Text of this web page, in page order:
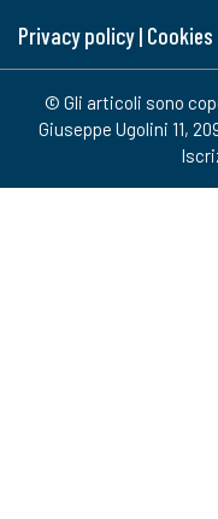
Privacy policy|
© Gli articoli sono
Giuseppe Ugolini 11,